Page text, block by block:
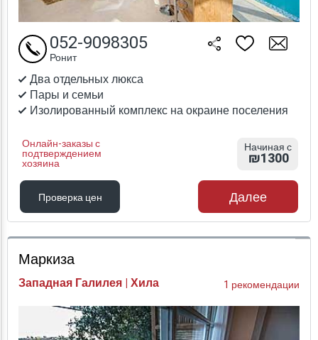
Два отдельных люкса
Пары и семьи
Изолированный комплекс на окраине поселения
Онлайн-заказы с
подтверждением
хозяина
052-9098305
Ронит
Начиная с
₪1300
Проверка цен
Проверка цен
Далее
Маркиза
Западная Галилея | Хила 1 рекомендации